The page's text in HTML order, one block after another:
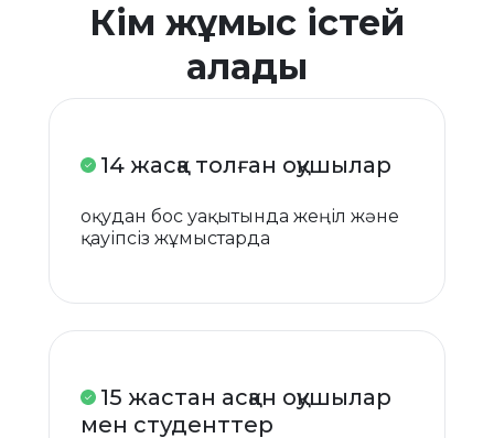
Кім жұмыс істей
алады
14 жасқа толған оқушылар
оқудан бос уақытында жеңіл және
қауіпсіз жұмыстарда
15 жастан асқан оқушылар
мен студенттер